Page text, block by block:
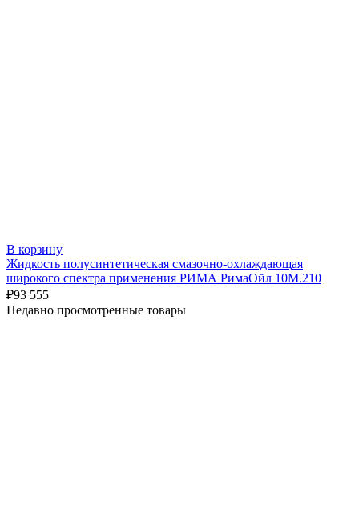
В корзину
Жидкость полусинтетическая смазочно-охлаждающая
широкого спектра применения РИМА РимаОйл 10М.210
₽93 555
Недавно просмотренные товары